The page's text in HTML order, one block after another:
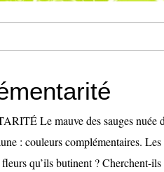
Le mauve des sauges nuée
: couleurs complémentaires.
qu’ils butinent ? Cherchent-ils